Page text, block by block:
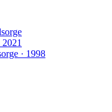
· 1998